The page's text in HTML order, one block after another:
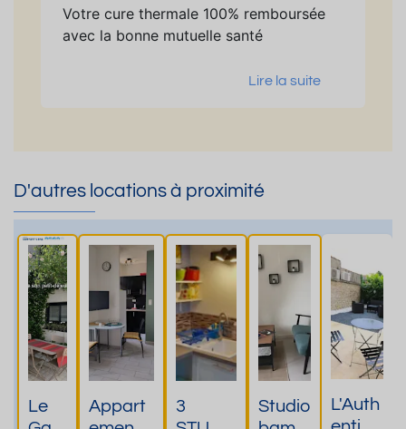
Votre cure thermale 100% remboursée
avec la bonne mutuelle santé
Lire la suite
D'autres locations à proximité
Le
Appart
3
Studio
L'Auth